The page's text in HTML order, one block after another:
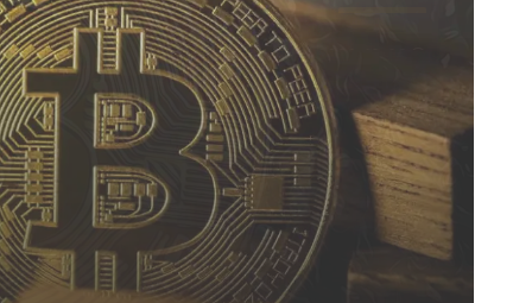
وقت
تحقيق
المكاسب
السريعة؟
حاملو البيتكوين على المدى الطويل يصلون
قياسي: هل انتهى وقت تحقيق المكاسب